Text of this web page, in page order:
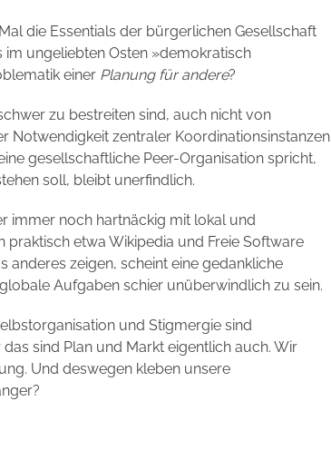
die Essentials der bürgerlichen Gesellschaft
im ungeliebten Osten »demokratisch
einer Planung für andere?
zu bestreiten sind, auch nicht von
Notwendigkeit zentraler Koordinationsinstanzen
gesellschaftliche Peer-Organisation spricht,
soll, bleibt unerfindlich.
immer noch hartnäckig mit lokal und
etwa Wikipedia und Freie Software
zeigen, scheint eine gedankliche
Aufgaben schier unüberwindlich zu sein.
und Stigmergie sind
sind Plan und Markt eigentlich auch. Wir
Und deswegen kleben unsere